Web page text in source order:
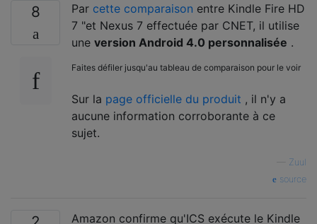
8 Par cette comparaison entre Kindle Fire HD
7 "et Nexus 7 effectuée par CNET, il utilise
une version Android 4.0 personnalisée .
Faites défiler jusqu'au tableau de comparaison pour le voir
Sur la page officielle du produit , il n'y a
aucune information corroborante à ce
sujet.
Zuul
source
Amazon confirme qu'ICS exécute le Kindle